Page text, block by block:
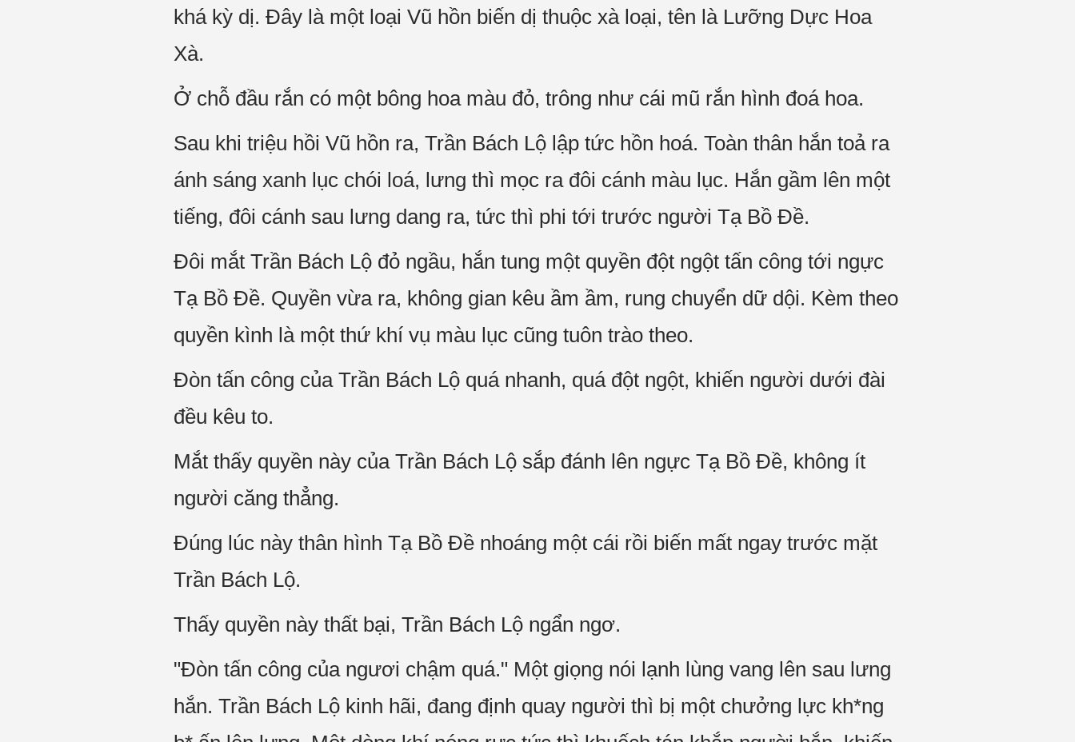
khá kỳ dị. Đây là một loại Vũ hồn biến dị thuộc xà loại, tên là Lưỡng Dực Hoa
Xà.
Ở chỗ đầu rắn có một bông hoa màu đỏ, trông như cái mũ rắn hình đoá hoa.
Sau khi triệu hồi Vũ hồn ra, Trần Bách Lộ lập tức hồn hoá. Toàn thân hắn toả ra
ánh sáng xanh lục chói loá, lưng thì mọc ra đôi cánh màu lục. Hắn gầm lên một
tiếng, đôi cánh sau lưng dang ra, tức thì phi tới trước người Tạ Bồ Đề.
Đôi mắt Trần Bách Lộ đỏ ngầu, hắn tung một quyền đột ngột tấn công tới ngực
Tạ Bồ Đề. Quyền vừa ra, không gian kêu ầm ầm, rung chuyển dữ dội. Kèm theo
quyền kình là một thứ khí vụ màu lục cũng tuôn trào theo.
Đòn tấn công của Trần Bách Lộ quá nhanh, quá đột ngột, khiến người dưới đài
đều kêu to.
Mắt thấy quyền này của Trần Bách Lộ sắp đánh lên ngực Tạ Bồ Đề, không ít
người căng thẳng.
Đúng lúc này thân hình Tạ Bồ Đề nhoáng một cái rồi biến mất ngay trước mặt
Trần Bách Lộ.
Thấy quyền này thất bại, Trần Bách Lộ ngẩn ngơ.
"Đòn tấn công của ngươi chậm quá." Một giọng nói lạnh lùng vang lên sau lưng
hắn. Trần Bách Lộ kinh hãi, đang định quay người thì bị một chưởng lực kh*ng